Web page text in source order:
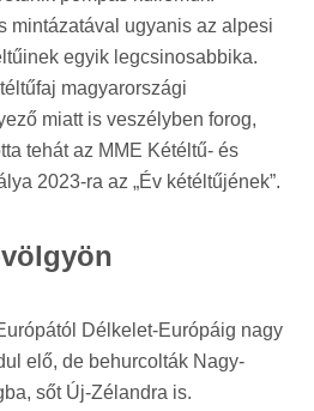
mintázatával ugyanis az alpesi
egyik legcsinosabbika.
magyarországi
miatt is veszélyben forog,
tehát az MME Kétéltű- és
2023-ra az „Év kétéltűjének”.
Délkelet-Európáig nagy
elő, de behurcolták Nagy-
sőt Új-Zélandra is.